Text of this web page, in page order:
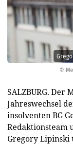
©
SALZBURG. Der
Jahreswechsel
insolventen BG
Redaktionsteam
Gregory Lipinski